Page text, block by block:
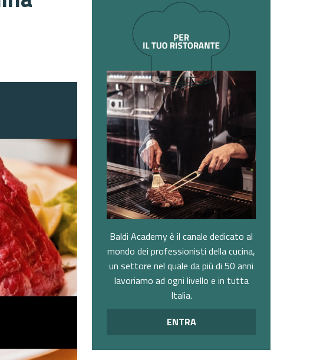
Baldi Academy è il canale dedicato al
mondo dei professionisti della cucina,
un settore nel quale da più di 50 anni
lavoriamo ad ogni livello e in tutta
Italia.
ENTRA